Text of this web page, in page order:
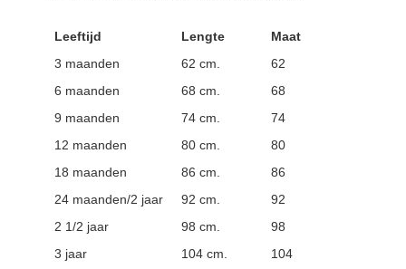
Leeftijd Lengte
Maat
3 maanden
62 cm.
62
6 maanden
68 cm.
68
9 maanden
74 cm.
74
12 maanden
80 cm.
80
18 maanden
86 cm.
86
24 maanden/2 jaar
92 cm.
92
2 1/2 jaar
98 cm.
98
3 jaar
104 cm. 104